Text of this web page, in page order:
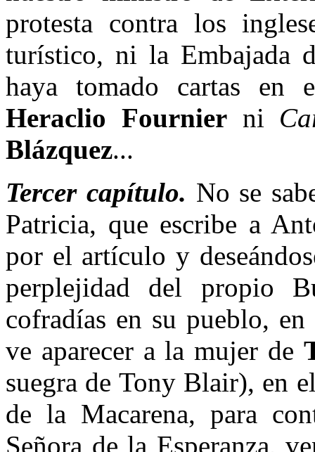
protesta contra los
turístico, ni la Embajada
haya tomado cartas en
Heraclio Fournierni
Blázquez...
Tercer capítulo. No se
Patricia, que escribe a
por el artículo y
perplejidad del propio
cofradías en su pueblo,
ve aparecer a la mujer de
suegra de Tony Blair), en
de la Macarena, para
Señora de la Esperanza,